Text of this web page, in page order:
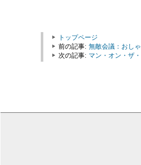
トップページ
前の記事: 無敵会議：おし
次の記事: マン・オン・ザ